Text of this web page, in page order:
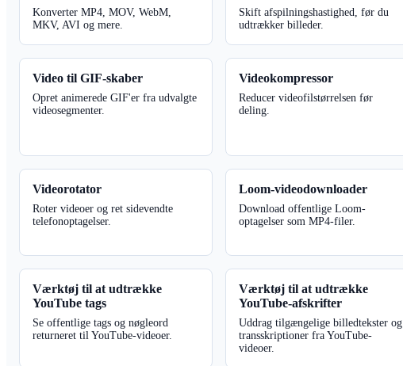
Konverter MP4, MOV, WebM,
MKV, AVI og mere.
Skift afspilningshastighed, før du
udtrækker billeder.
Video til GIF-skaber
Opret animerede GIF'er fra udvalgte
videosegmenter.
Videokompressor
Reducer videofilstørrelsen før
deling.
Videorotator
Roter videoer og ret sidevendte
telefonoptagelser.
Loom-videodownloader
Download offentlige Loom-
optagelser som MP4-filer.
Værktøj til at udtrække
YouTube tags
Se offentlige tags og nøgleord
returneret til YouTube-videoer.
Værktøj til at udtrække
YouTube-afskrifter
Uddrag tilgængelige billedtekster og
transskriptioner fra YouTube-
videoer.